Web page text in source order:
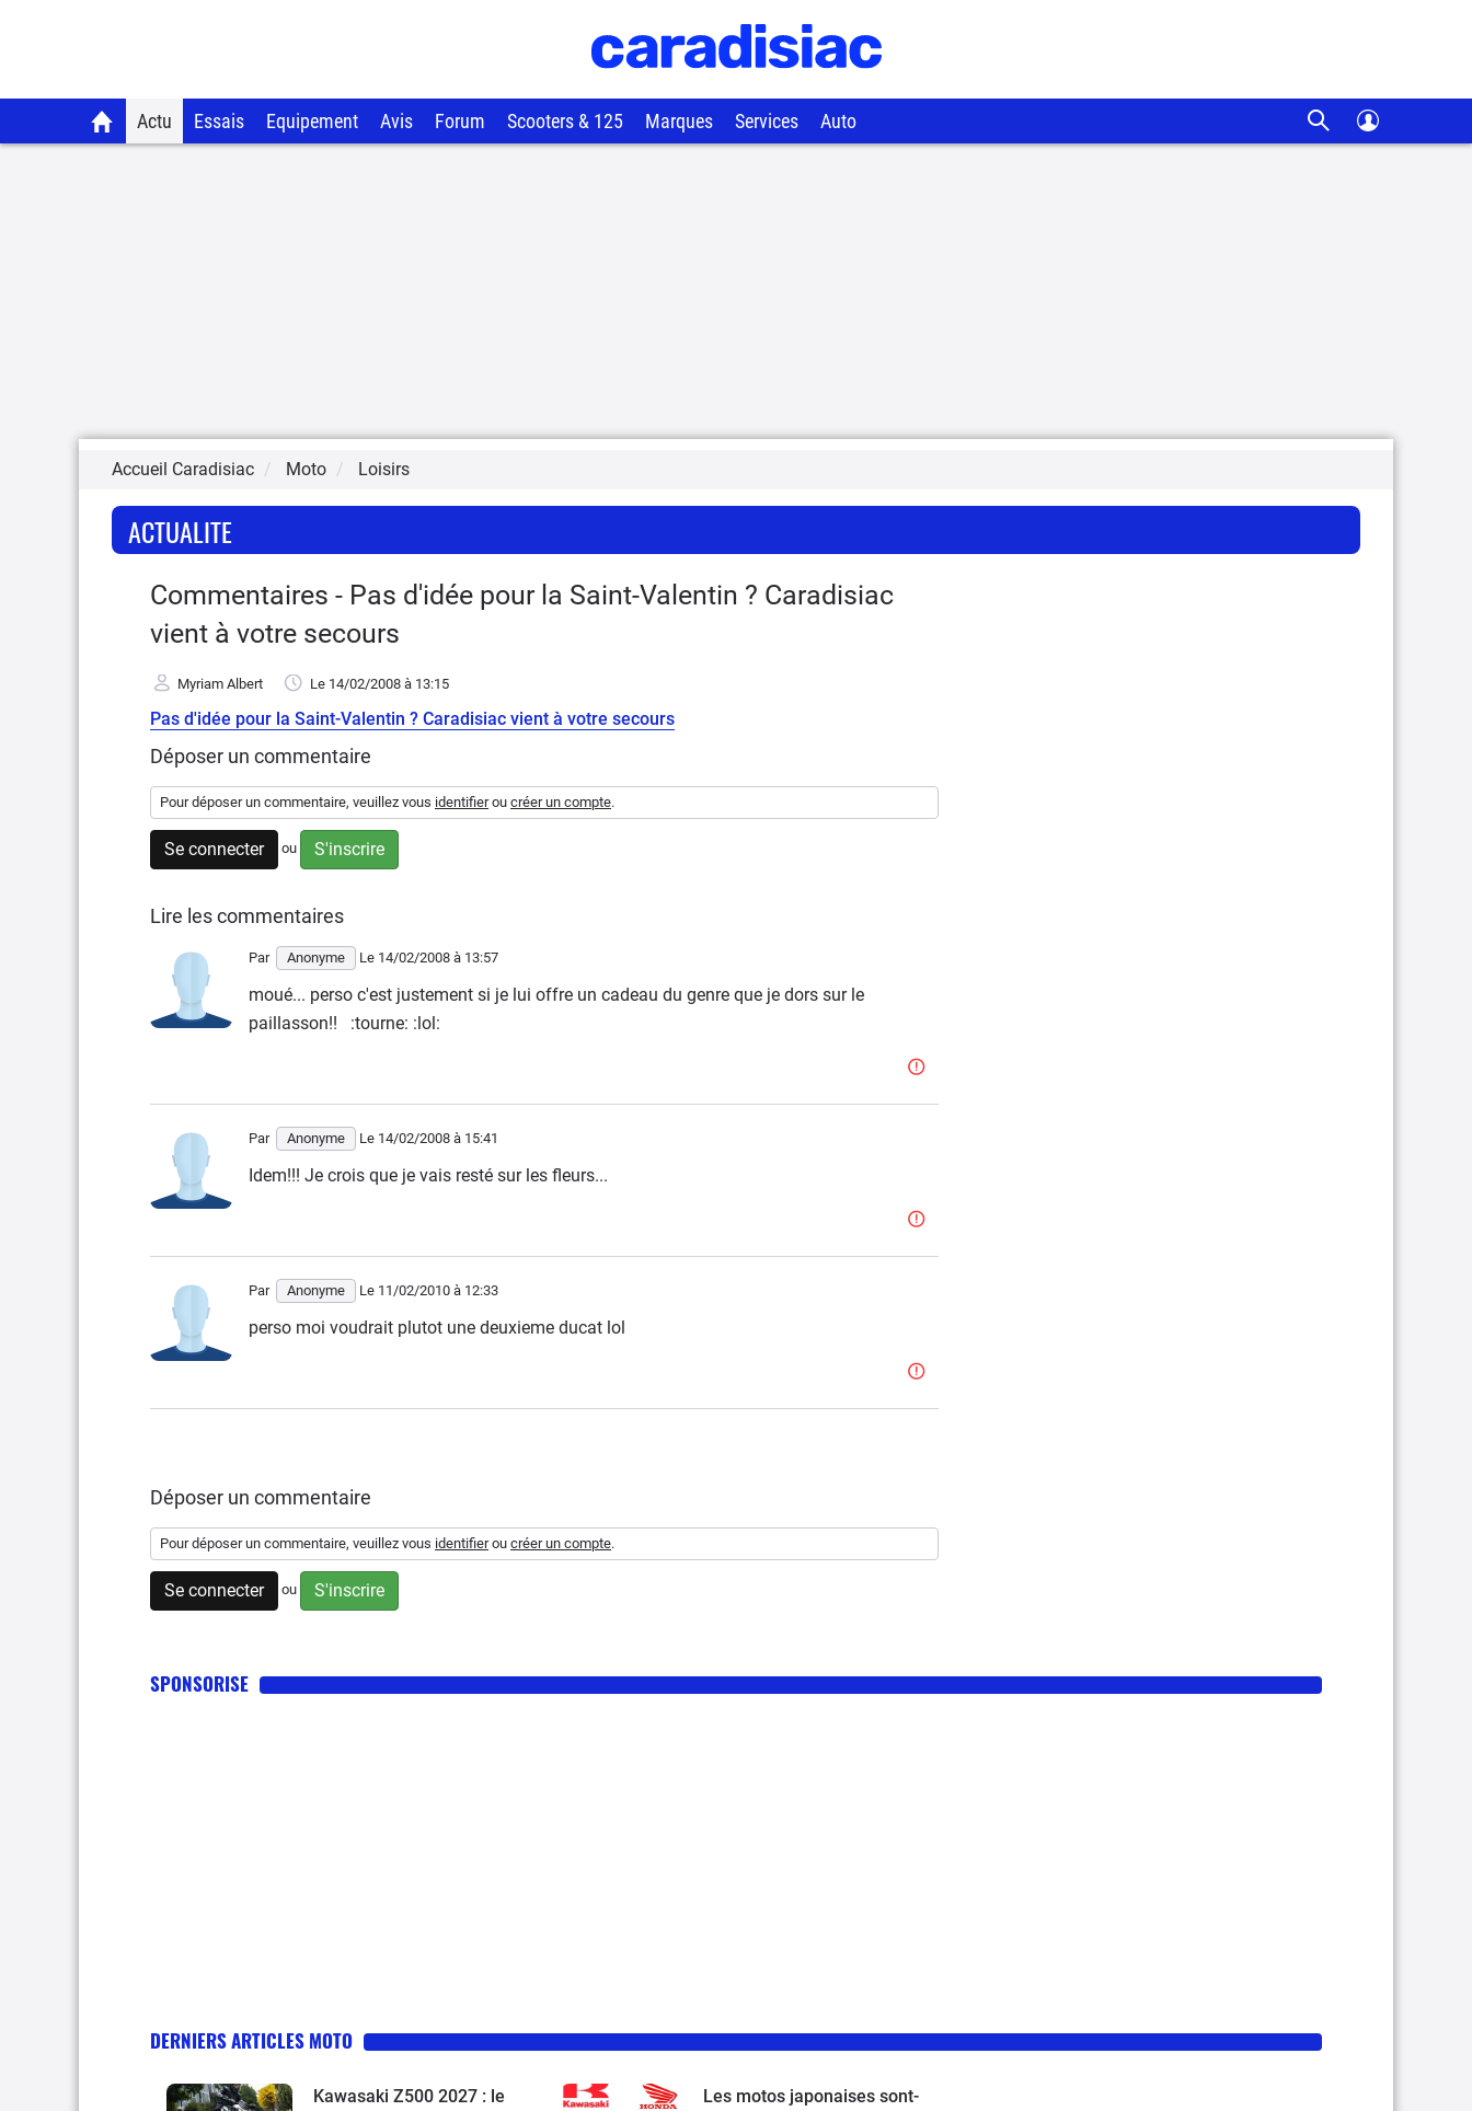
Actu Essais Equipement Avis Forum Scooters & 125 Marques Services Auto
Accueil Caradisiac Moto Loisirs
ACTUALITE
Commentaires - Pas d'idée pour la Saint-Valentin ? Caradisiac
vient à votre secours
Myriam Albert Le 14/02/2008 à 13:15
Pas d'idée pour la Saint-Valentin ? Caradisiac vient à votre secours
Déposer un commentaire
Pour déposer un commentaire, veuillez vous identifierou créer un compte.
Se connecter ou S'inscrire
Lire les commentaires
Par Anonyme Le 14/02/2008 à 13:57
moué... perso c'est justement si je lui offre un cadeau du genre que je dors sur le
paillasson!! :tourne: :lol:
Par Anonyme Le 14/02/2008 à 15:41
Idem!!! Je crois que je vais resté sur les fleurs...
Par Anonyme Le 11/02/2010 à 12:33
perso moi voudrait plutot une deuxieme ducat lol
Déposer un commentaire
Pour déposer un commentaire, veuillez vous identifierou créer un compte.
Se connecter ou S'inscrire
SPONSORISE
DERNIERS ARTICLES MOTO
Kawasaki Z500 2027 : le
Les motos japonaises sont-